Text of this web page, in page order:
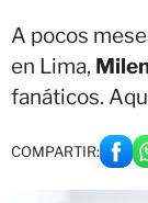
A pocos
en Lima,
fanáticos.
COMPARTIR: